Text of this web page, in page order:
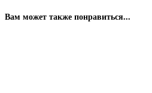
Вам может также понравиться...